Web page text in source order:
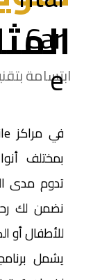
ابتسامة
بمختلف
تدوم مدى
نضمن لك
للأطفال أو
يشمل